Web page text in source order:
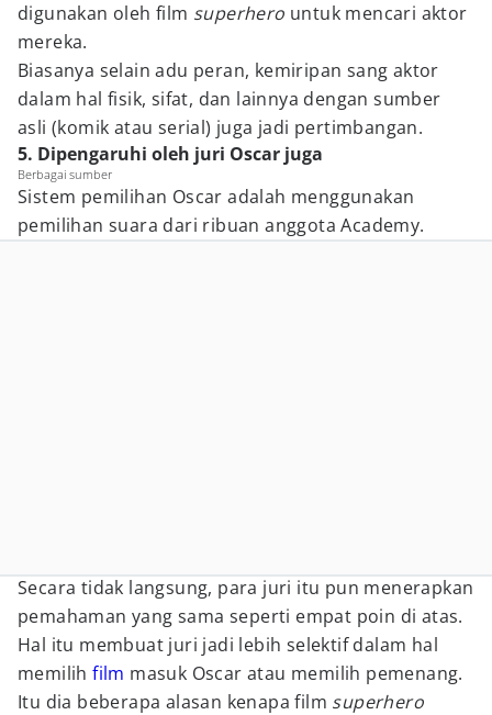
digunakan oleh film superhero untuk mencari aktor
mereka.
Biasanya selain adu peran, kemiripan sang aktor
dalam hal fisik, sifat, dan lainnya dengan sumber
asli (komik atau serial) juga jadi pertimbangan.
5. Dipengaruhi oleh juri Oscar juga
Berbagai sumber
Sistem pemilihan Oscar adalah menggunakan
pemilihan suara dari ribuan anggota Academy.
Secara tidak langsung, para juri itu pun menerapkan
pemahaman yang sama seperti empat poin di atas.
Hal itu membuat juri jadi lebih selektif dalam hal
memilihfilm masuk Oscar atau memilih pemenang.
Itu dia beberapa alasan kenapa film superhero